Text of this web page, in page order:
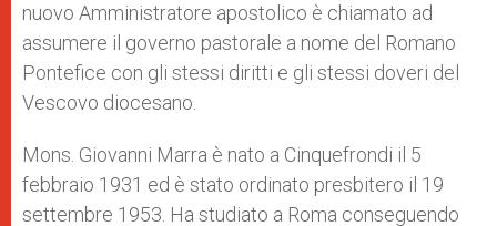
nuovo Amministratore apostolico è chiamato ad
assumere il governo pastorale a nome del Romano
Pontefice con gli stessi diritti e gli stessi doveri del
Vescovo diocesano.
Mons. Giovanni Marra è nato a Cinquefrondi il 5
febbraio 1931 ed è stato ordinato presbitero il 19
settembre 1953. Ha studiato a Roma conseguendo